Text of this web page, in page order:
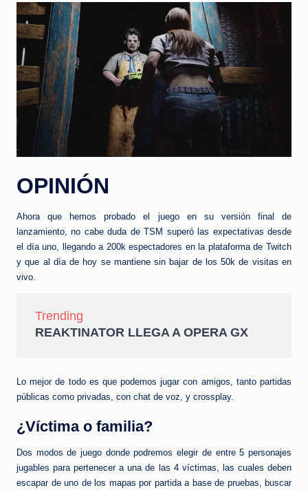
OPINIÓN
Ahora que hemos probado el juego en su versión final de
lanzamiento, no cabe duda de TSM superó las expectativas desde
el día uno, llegando a 200k espectadores en la plataforma de Twitch
y que al día de hoy se mantiene sin bajar de los 50k de visitas en
vivo.
Trending
REAKTINATOR LLEGA A OPERA GX
Lo mejor de todo es que podemos jugar con amigos, tanto partidas
públicas como privadas, con chat de voz, y crossplay.
¿Víctima o familia?
Dos modos de juego donde podremos elegir de entre 5 personajes
jugables para pertenecer a una de las 4 víctimas, las cuales deben
escapar de uno de los mapas por partida a base de pruebas, buscar